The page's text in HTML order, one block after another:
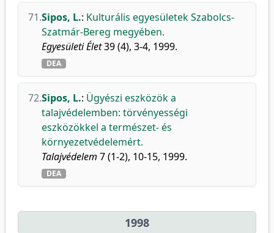
71.Sipos, L.: Kulturális egyesületek Szabolcs-
Szatmár-Bereg megyében.
Egyesületi Élet39 (4), 3-4, 1999.
DEA
72.Sipos, L.: Ügyészi eszközök a
talajvédelemben: törvényességi
eszközökkel a természet- és
környezetvédelemért.
Talajvédelem 7 (1-2), 10-15, 1999.
DEA
1998